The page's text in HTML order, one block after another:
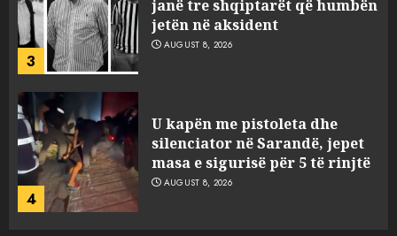
4
silenciator në Sarandë, jepet
masa e sigurisë për 5 të rinjtë
AUGUST 8, 2026
5
Objekte misterioze fluturojnë
me shpejtësi mbi lagje të
banuara, Pentagoni publikon
dosje të reja mbi UFO-t